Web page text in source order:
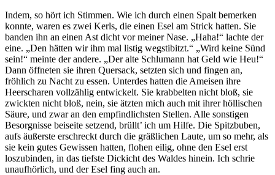
Indem, so hört ich Stimmen. Wie ich durch einen Spalt bemerken
konnte, waren es zwei Kerls, die einen Esel am Strick hatten. Sie
banden ihn an einen Ast dicht vor meiner Nase. „Haha!“ lachte der
eine. „Den hätten wir ihm mal listig wegstibitzt.“ „Wird keine Sünd
sein!“ meinte der andere. „Der alte Schlumann hat Geld wie Heu!“
Dann öffneten sie ihren Quersack, setzten sich und fingen an,
fröhlich zu Nacht zu essen. Unterdes hatten die Ameisen ihre
Heerscharen vollzählig entwickelt. Sie krabbelten nicht bloß, sie
zwickten nicht bloß, nein, sie ätzten mich auch mit ihrer höllischen
Säure, und zwar an den empfindlichsten Stellen. Alle sonstigen
Besorgnisse beiseite setzend, brüllt’ ich um Hilfe. Die Spitzbuben,
aufs äußerste erschreckt durch die gräßlichen Laute, um so mehr, als
sie kein gutes Gewissen hatten, flohen eilig, ohne den Esel erst
loszubinden, in das tiefste Dickicht des Waldes hinein. Ich schrie
unaufhörlich, und der Esel fing auch an.